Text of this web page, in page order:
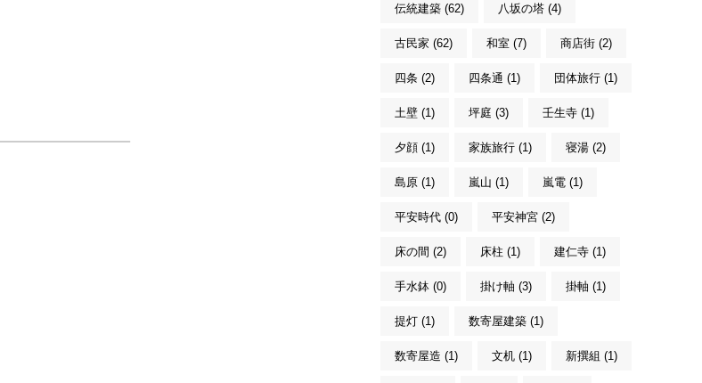
伝統建築 (62) 八坂の塔 (4)
古民家 (62) 和室 (7) 商店街 (2)
四条 (2) 四条通 (1) 団体旅行 (1)
土壁 (1) 坪庭 (3) 壬生寺 (1)
夕顔 (1) 家族旅行 (1) 寝湯 (2)
島原 (1) 嵐山 (1) 嵐電 (1)
平安時代 (0) 平安神宮 (2)
床の間 (2) 床柱 (1) 建仁寺 (1)
手水鉢 (0) 掛け軸 (3) 掛軸 (1)
提灯 (1) 数寄屋建築 (1)
数寄屋造 (1) 文机 (1) 新撰組 (1)